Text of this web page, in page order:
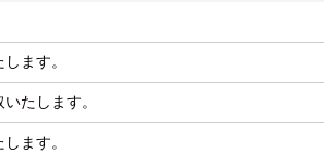
ます。
たします。
ます。